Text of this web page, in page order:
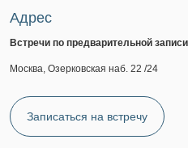
Адрес
Встречи по предварительной записи
Москва, Озерковская наб. 22 /24
Записаться на встречу